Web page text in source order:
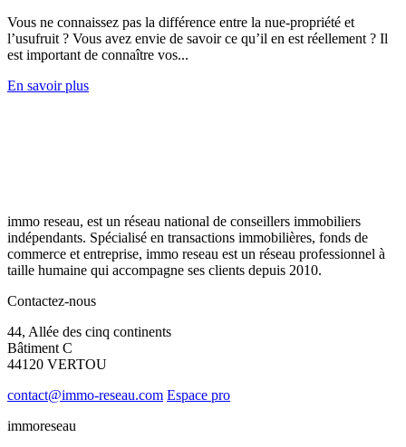
Vous ne connaissez pas la différence entre la nue-propriété et
l’usufruit ? Vous avez envie de savoir ce qu’il en est réellement ? Il
est important de connaître vos...
En savoir plus
immo reseau, est un réseau national de conseillers immobiliers
indépendants. Spécialisé en transactions immobilières, fonds de
commerce et entreprise, immo reseau est un réseau professionnel à
taille humaine qui accompagne ses clients depuis 2010.
Contactez-nous
44, Allée des cinq continents
Bâtiment C
44120 VERTOU
contact@immo-reseau.com Espace pro
immoreseau